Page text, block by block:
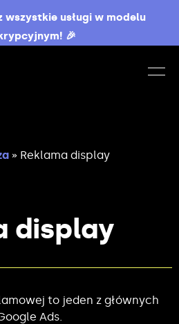
wszystkie usługi w modelu
🎉
» Reklama display
display
to jeden z głównych
Ads.